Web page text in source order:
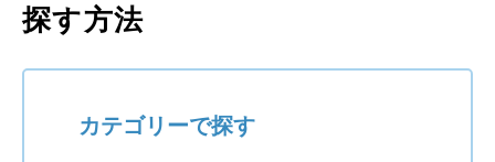
探す方法
カテゴリーで探す